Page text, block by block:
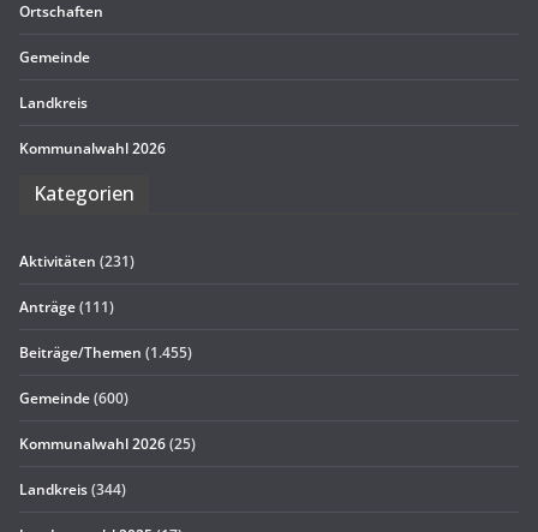
Ort­schaf­ten
Gemeinde
Land­kreis
Kom­mu­nal­wahl 2026
Kate­go­rien
Aktivitäten (231)
Anträge(111)
Beiträge/Themen (1.455)
Gemeinde(600)
Kommunalwahl 2026(25)
Landkreis(344)